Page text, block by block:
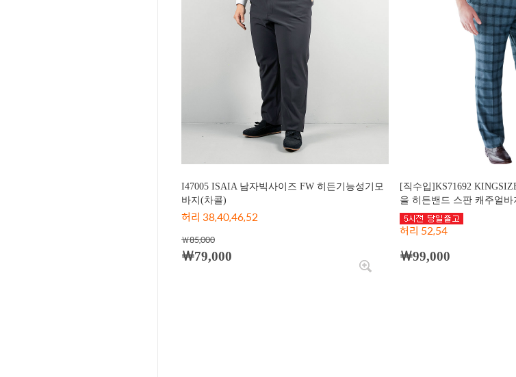
I47005 ISAIA 남자빅사이즈 FW 히든기능성기모
바지(차콜)
허리 38,40,46,52
￦85,000
￦79,000
[직수입]KS71692
을 히든밴드 스판 캐주얼바
허리 52,54
￦99,000